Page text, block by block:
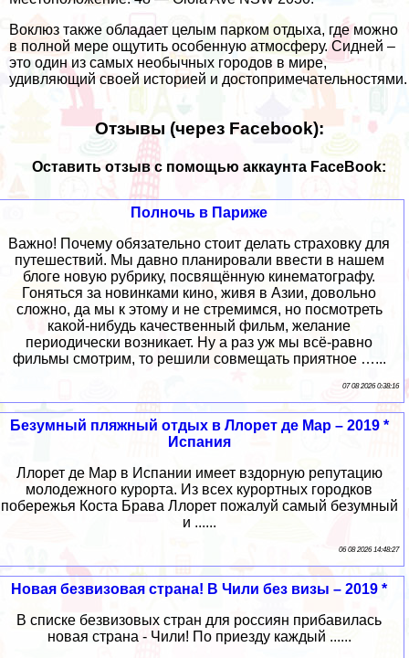
Воклюз также обладает целым парком отдыха, где можно
в полной мере ощутить особенную атмосферу. Сидней –
это один из самых необычных городов в мире,
удивляющий своей историей и достопримечательностями.
Отзывы (через Facebook):
Оставить отзыв с помощью аккаунта FaceBook:
Полночь в Париже
Важно! Почему обязательно стоит делать страховку для
путешествий. Мы давно планировали ввести в нашем
блоге новую рубрику, посвящённую кинематографу.
Гоняться за новинками кино, живя в Азии, довольно
сложно, да мы к этому и не стремимся, но посмотреть
какой-нибудь качественный фильм, желание
периодически возникает. Ну а раз уж мы всё-равно
фильмы смотрим, то решили совмещать приятное …...
07 08 2026 0:38:16
Безумный пляжный отдых в Ллорет де Мар – 2019 *
Испания
Ллорет де Мар в Испании имеет вздорную репутацию
молодежного курорта. Из всех курортных городков
побережья Коста Брава Ллорет пожалуй самый безумный
и ......
06 08 2026 14:48:27
Новая безвизовая страна! В Чили без визы – 2019 *
В списке безвизовых стран для россиян прибавилась
новая страна - Чили! По приезду каждый ......